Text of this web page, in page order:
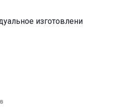
изготовлени